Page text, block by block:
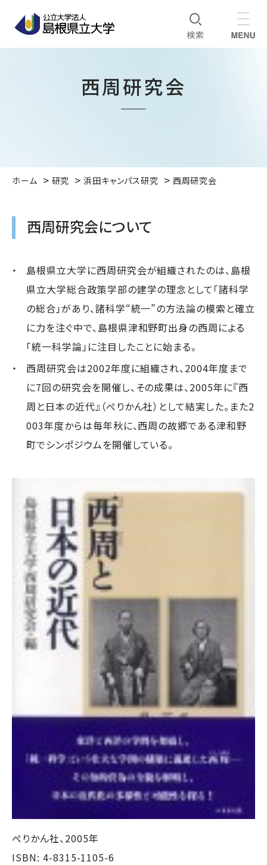
西周研究会
ホーム 研究 浜田キャンパス研究 西周研究会
西周研究会について
島根県立大学に西周研究会が組織されたのは、島根
県立大学総合政策学部の建学の理念として「諸科学
の総合」があり、諸科学“統一”の方法論の模索と確立
に力を注ぐ中で、島根県津和野町出身の西周による
「統一科学論」に注目したことに始まる。
西周研究会は2002年度に組織され、2004年度まで
に7回の研究会を開催し、その成果は、2005年に『西
周と日本の近代』（ぺりかん社）として結実した。また2
003年度からは毎年秋に、西周の故郷である津和野
町でシンポジウムを開催している。
ぺりかん社、2005年
ISBN: 4-8315-1105-6